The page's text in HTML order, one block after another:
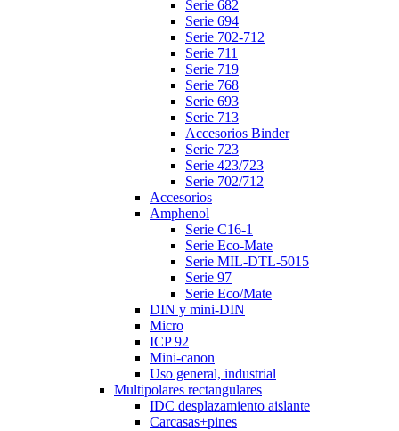
Serie 682
Serie 694
Serie 702-712
Serie 711
Serie 719
Serie 768
Serie 693
Serie 713
Accesorios Binder
Serie 723
Serie 423/723
Serie 702/712
Accesorios
Amphenol
Serie C16-1
Serie Eco-Mate
Serie MIL-DTL-5015
Serie 97
Serie Eco/Mate
DIN y mini-DIN
Micro
ICP 92
Mini-canon
Uso general, industrial
Multipolares rectangulares
IDC desplazamiento aislante
Carcasas+pines